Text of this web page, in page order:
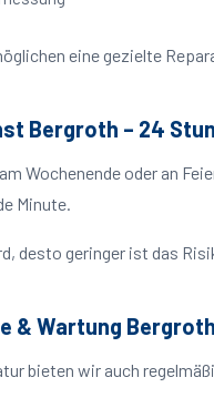
eine gezielte
Bergroth – 24
Wochenende oder an
Minute.
desto geringer ist das
& Wartung Bergroth
bieten wir auch